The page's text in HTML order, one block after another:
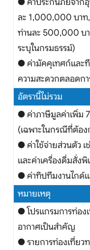
ละ 1,000,000 บาท
ท่านละ 500,000 บ
ระบุในกรมธรรม์)
● ค่ามัคคุเทศก์และ
ความสะดวกตลอดกา
อัตรานี้ไม่รวม
● ค่าภาษีมูลค่าเพิ่ม
(เฉพาะในกรณีที่ต้อง
● ค่าใช้จ่ายส่วนตัว เ
และค่าเครื่องดื่มสั่งพิ
● ค่าทิปทีมงานไกด์
หมายเหตุ
● โปรแกรมการท่อง
อากาศเป็นสำคัญ
● รายการท่องเที่ยว